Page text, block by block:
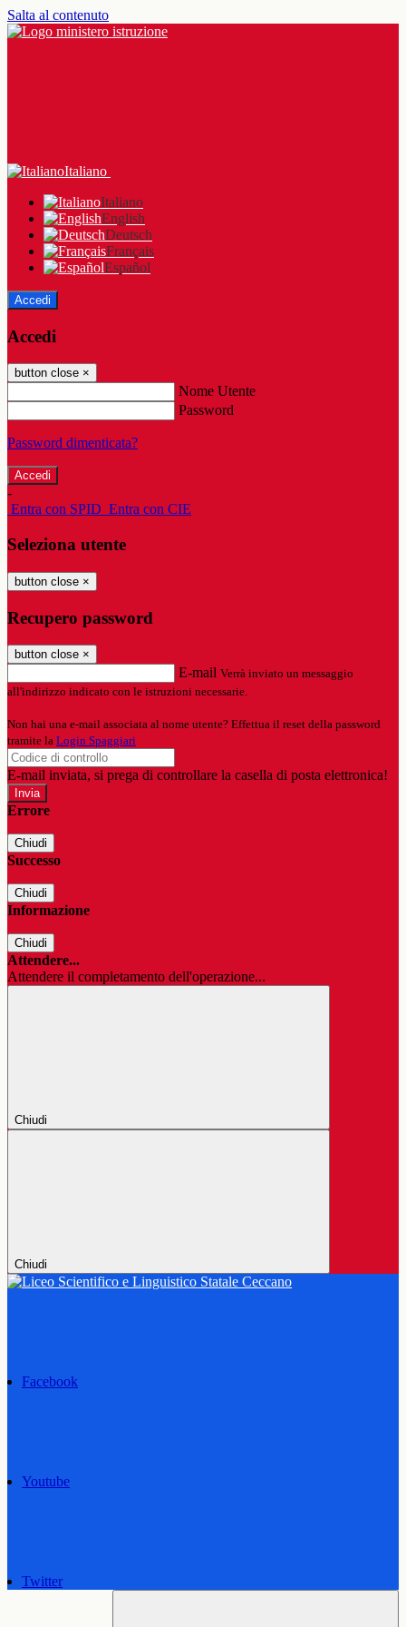
Salta al contenuto
Italiano
Italiano
English
Deutsch
Français
Español
Accedi
Accedi
button close ×
Nome Utente
Password
Password dimenticata?
-
Entra con SPID Entra con CIE
Seleziona utente
button close ×
Recupero password
button close ×
E-mail Verrà inviato un messaggio
all'indirizzo indicato con le istruzioni necessarie.
Non hai una e-mail associata al nome utente? Effettua il reset della password
tramite la Login Spaggiari
E-mail inviata, si prega di controllare la casella di posta elettronica!
Errore
Chiudi
Successo
Chiudi
Informazione
Chiudi
Attendere...
Attendere il completamento dell'operazione...
Chiudi
Chiudi
Facebook
Youtube
Twitter